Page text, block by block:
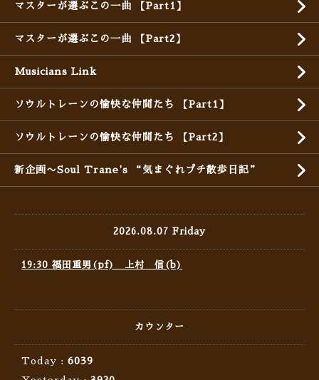
マスターが選ぶこの一曲 【Part1】
マスターが選ぶこの一曲 【Part2】
Musicians Link
ソウルトレーンの愉快な仲間たち 【Part1】
ソウルトレーンの愉快な仲間たち 【Part2】
新企画〜Soul Trane's “気まぐれプチ散歩日記”
2026.08.07 Friday
19:30 福田重男(pf) 上村 信(b)
カウンター
Today : 6039